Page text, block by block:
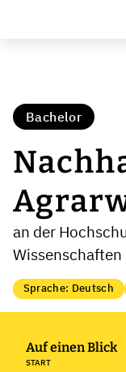
Bachelor
an der
Wissenschaften
Sprache: Deutsch
Auf einen Blick
START